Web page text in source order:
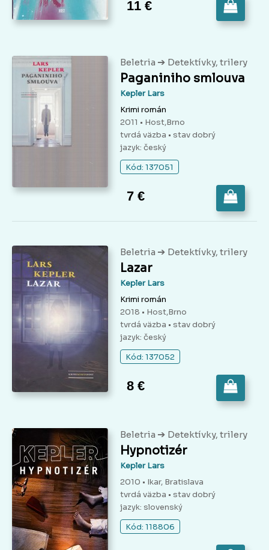
11 €
Beletria ➔ Detektívky, trilery
Paganiniho smlouva
Kepler Lars
Krimi román
2011 • Host,Brno
tvrdá väzba • stav dobrý
jazyk: český
Kód: 137051
7 €
Beletria ➔ Detektívky, trilery
Lazar
Kepler Lars
Krimi román
2018 • Host,Brno
tvrdá väzba • stav dobrý
jazyk: český
Kód: 137052
8 €
Beletria ➔ Detektívky, trilery
Hypnotizér
Kepler Lars
2010 • Ikar, Bratislava
tvrdá väzba • stav dobrý
jazyk: slovenský
Kód: 118806